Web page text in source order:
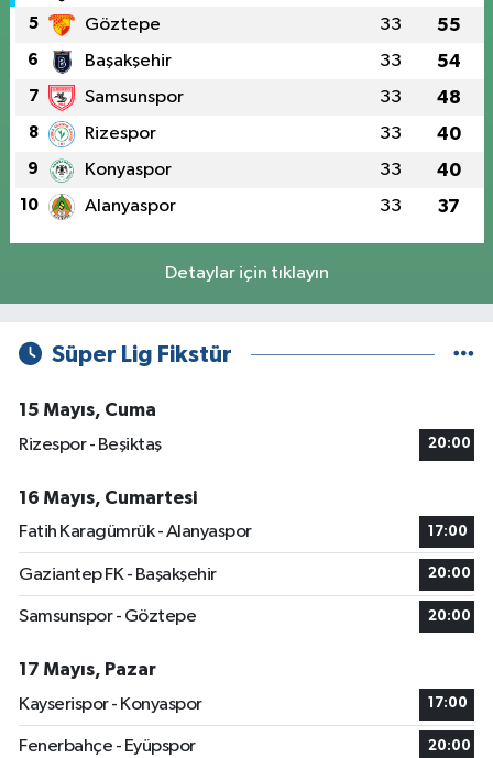
5 Göztepe 33 55
6 Başakşehir 33 54
7 Samsunspor 33 48
8 Rizespor 33 40
9 Konyaspor 33 40
10 Alanyaspor 33 37
Detaylar için tıklayın
Süper Lig Fikstür
15 Mayıs, Cuma
Rizespor - Beşiktaş
20:00
16 Mayıs, Cumartesi
Fatih Karagümrük - Alanyaspor
17:00
Gaziantep FK - Başakşehir 20:00
Samsunspor - Göztepe 20:00
17 Mayıs, Pazar
Kayserispor - Konyaspor
17:00
Fenerbahçe - Eyüpspor 20:00